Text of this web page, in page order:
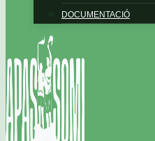
DOCUMENTACIÓ